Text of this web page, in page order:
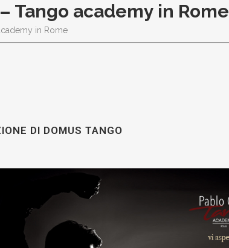
– Tango academy in Rome
in Rome
DI DOMUS TANGO